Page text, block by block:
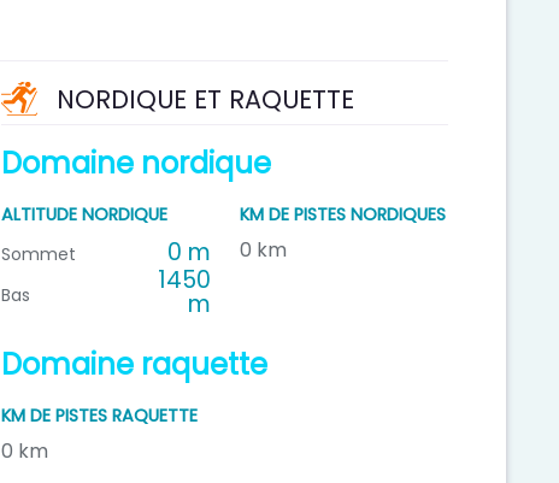
NORDIQUE ET RAQUETTE
Domaine nordique
ALTITUDE NORDIQUE
Sommet
0 m
Bas 1450
m
KM DE PISTES NORDIQUES
0 km
Domaine raquette
KM DE PISTES RAQUETTE
0 km